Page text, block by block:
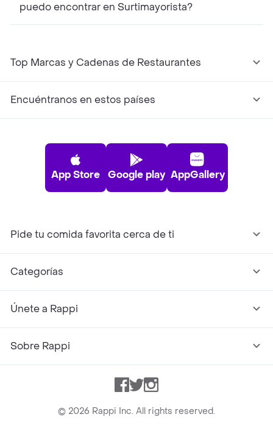
puedo encontrar en Surtimayorista?
Top Marcas y Cadenas de Restaurantes
Encuéntranos en estos países
App Store Google play AppGallery
Pide tu comida favorita cerca de ti
Categorías
Únete a Rappi
Sobre Rappi
Facebook
TwitterInstagram
© 2026 Rappi Inc. All rights reserved.